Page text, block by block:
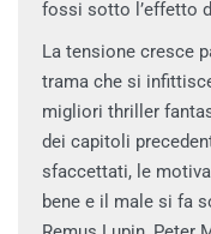
fossi sotto l’effetto
La tensione cresce
trama che si
migliori thriller
dei capitoli
sfaccettati, le
bene e il male si fa